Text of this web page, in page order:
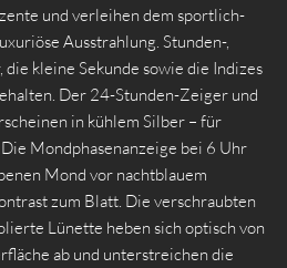
und verleihen dem sportlich-
Ausstrahlung. Stunden-,
kleine Sekunde sowie die Indizes
Der 24-Stunden-Zeiger und
in kühlem Silber – für
Mondphasenanzeige bei 6 Uhr
Mond vor nachtblauem
zum Blatt. Die verschraubten
Lünette heben sich optisch von
ab und unterstreichen die